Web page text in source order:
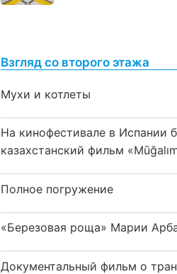
Взгляд со второго этажа
Мухи и котлеты
На кинофестивале в Испании
казахстанский фильм
Полное погружение
«Березовая роща» Марии
Документальный фильм о